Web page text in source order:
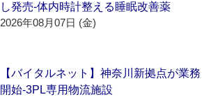
し発売‐体内時計整える睡眠改善薬
2026年08月07日 (金)
【バイタルネット】神奈川新拠点が業務
開始‐3PL専用物流施設